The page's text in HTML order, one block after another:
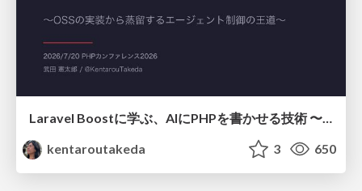
Laravel Boostに学ぶ、AIにPHPを書かせる技術 〜OSSの実装から蒸留するエージェント制御の王道〜
kentaroutakeda
3 650